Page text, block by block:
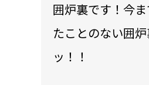
囲炉裏です！今
たことのない囲
ッ！！